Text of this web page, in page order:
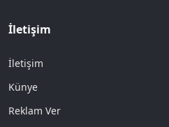
İletişim
İletişim
Künye
Reklam Ver